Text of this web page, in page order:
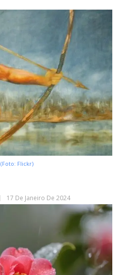
(Foto: Flickr)
17 De Janeiro De 2024